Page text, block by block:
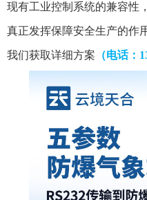
现有工业控制系统的兼容性
真正发挥保障安全生产的作用
我们获取详细方案 （电话：